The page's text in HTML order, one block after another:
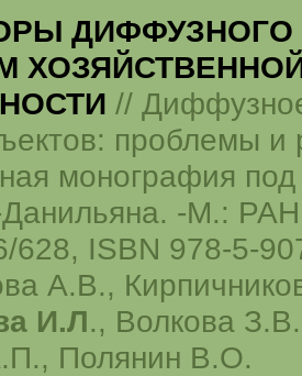
ДИФФУЗНОГО
//
проблемы и
монография
-М.:
628, ISBN 978-5-
А.В.,
И.Л., Волкова
Полянин В.О.